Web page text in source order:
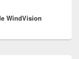
WindVision